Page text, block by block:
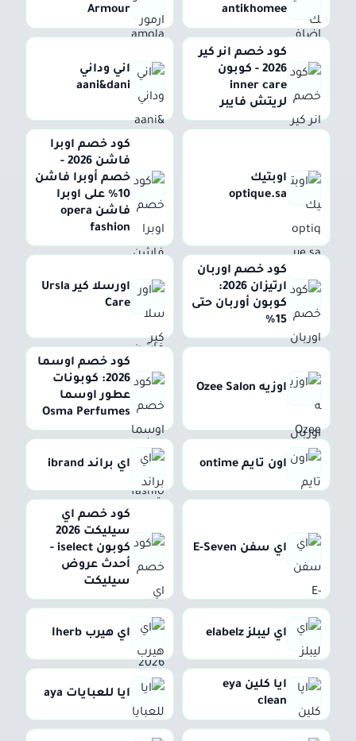
antikhomee
Armour
كود خصم انر كير
2026 - كوبون
inner care
لريتش فايبر
اني وداني
aani&dani
اوبتيك
optique.sa
كود خصم اوبرا
فاشن 2026 -
خصم أوبرا فاشن
10% على اوبرا
فاشن opera
fashion
كود خصم اوربان
ارتيزان 2026:
كوبون أوربان حتى
15%
اورسلا كير Ursla
Care
اوزيه Ozee Salon
كود خصم اوسما
2026: كوبونات
عطور اوسما
Osma Perfumes
اون تايم ontime اي براند ibrand
اي سفن E-Seven
كود خصم اي
سيليكت 2026
كوبون iselect -
أحدث عروض
سيليكت
اي ليبلز elabelz اي هيرب Iherb
ايا كلين eya
clean
ايا للعبايات aya